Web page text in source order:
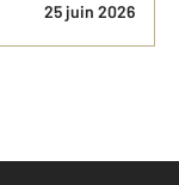
25 juin 2026